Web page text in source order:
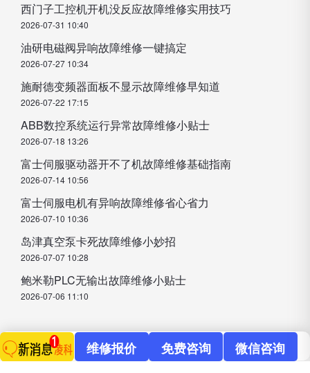
西门子工控机开机没反应故障维修实用技巧
2026-07-31 10:40
油研电磁阀异响故障维修一键搞定
2026-07-27 10:34
施耐德变频器面板不显示故障维修早知道
2026-07-22 17:15
ABB数控系统运行异常故障维修小贴士
2026-07-18 13:26
富士伺服驱动器开不了机故障维修基础指南
2026-07-14 10:56
富士伺服电机有异响故障维修省心省力
2026-07-10 10:36
岛津真空泵卡死故障维修小妙招
2026-07-07 10:28
鲍米勒PLC无输出故障维修小贴士
2026-07-06 11:10
维修报价 免费咨询 微信咨询